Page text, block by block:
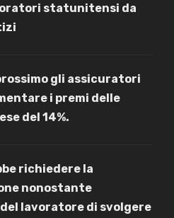
statunitensi da
prossimo gli assicuratori
i premi delle
del 14%.
richiedere la
nonostante
lavoratore di svolgere